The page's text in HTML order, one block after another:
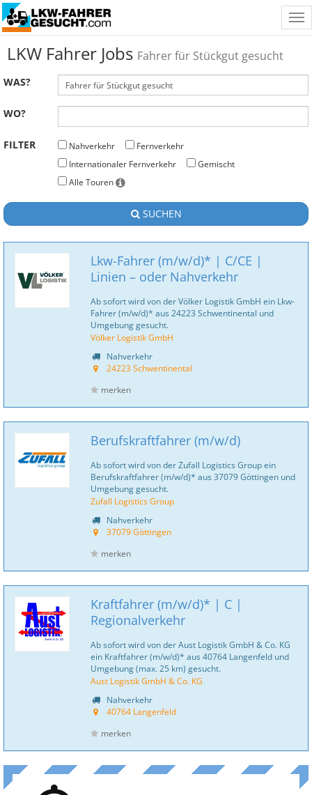
LKW Fahrer Jobs Fahrer für Stückgut gesucht
WAS?
WO?
FILTER Nahverkehr
Fernverkehr
Internationaler Fernverkehr
Gemischt
Alle Touren
SUCHEN
Lkw-Fahrer (m/w/d)* | C/CE |
Linien – oder Nahverkehr
Ab sofort wird von der Völker Logistik GmbH ein Lkw-
Fahrer (m/w/d)* aus 24223 Schwentinental und
Umgebung gesucht.
Völker Logistik GmbH
Nahverkehr
24223 Schwentinental
merken
Berufskraftfahrer (m/w/d)
Ab sofort wird von der Zufall Logistics Group ein
Berufskraftfahrer (m/w/d)* aus 37079 Göttingen und
Umgebung gesucht.
Zufall Logistics Group
Nahverkehr
37079 Göttingen
merken
Kraftfahrer (m/w/d)* | C |
Regionalverkehr
Ab sofort wird von der Aust Logistik GmbH & Co. KG
ein Kraftfahrer (m/w/d)* aus 40764 Langenfeld und
Umgebung (max. 25 km) gesucht.
Aust Logistik GmbH & Co. KG
Nahverkehr
40764 Langenfeld
merken